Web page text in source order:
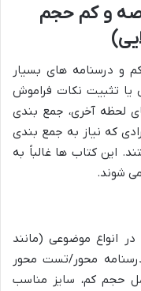
و کم حجم
و درسنامه های بسیار
یا تثبیت نکات فراموش
لحظه آخری، جمع بندی
که نیاز به جمع بندی
این کتاب ها غالباً به
شوند.
در انواع موضوعی (مانند
محور/تست محور
حجم کم، سایز مناسب